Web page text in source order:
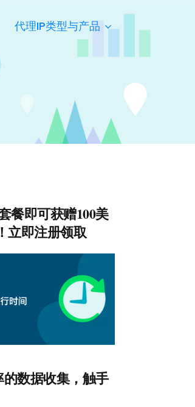
代理IP类型与产品
餐即可获赠100美
立即注册领取
数据收集，触手